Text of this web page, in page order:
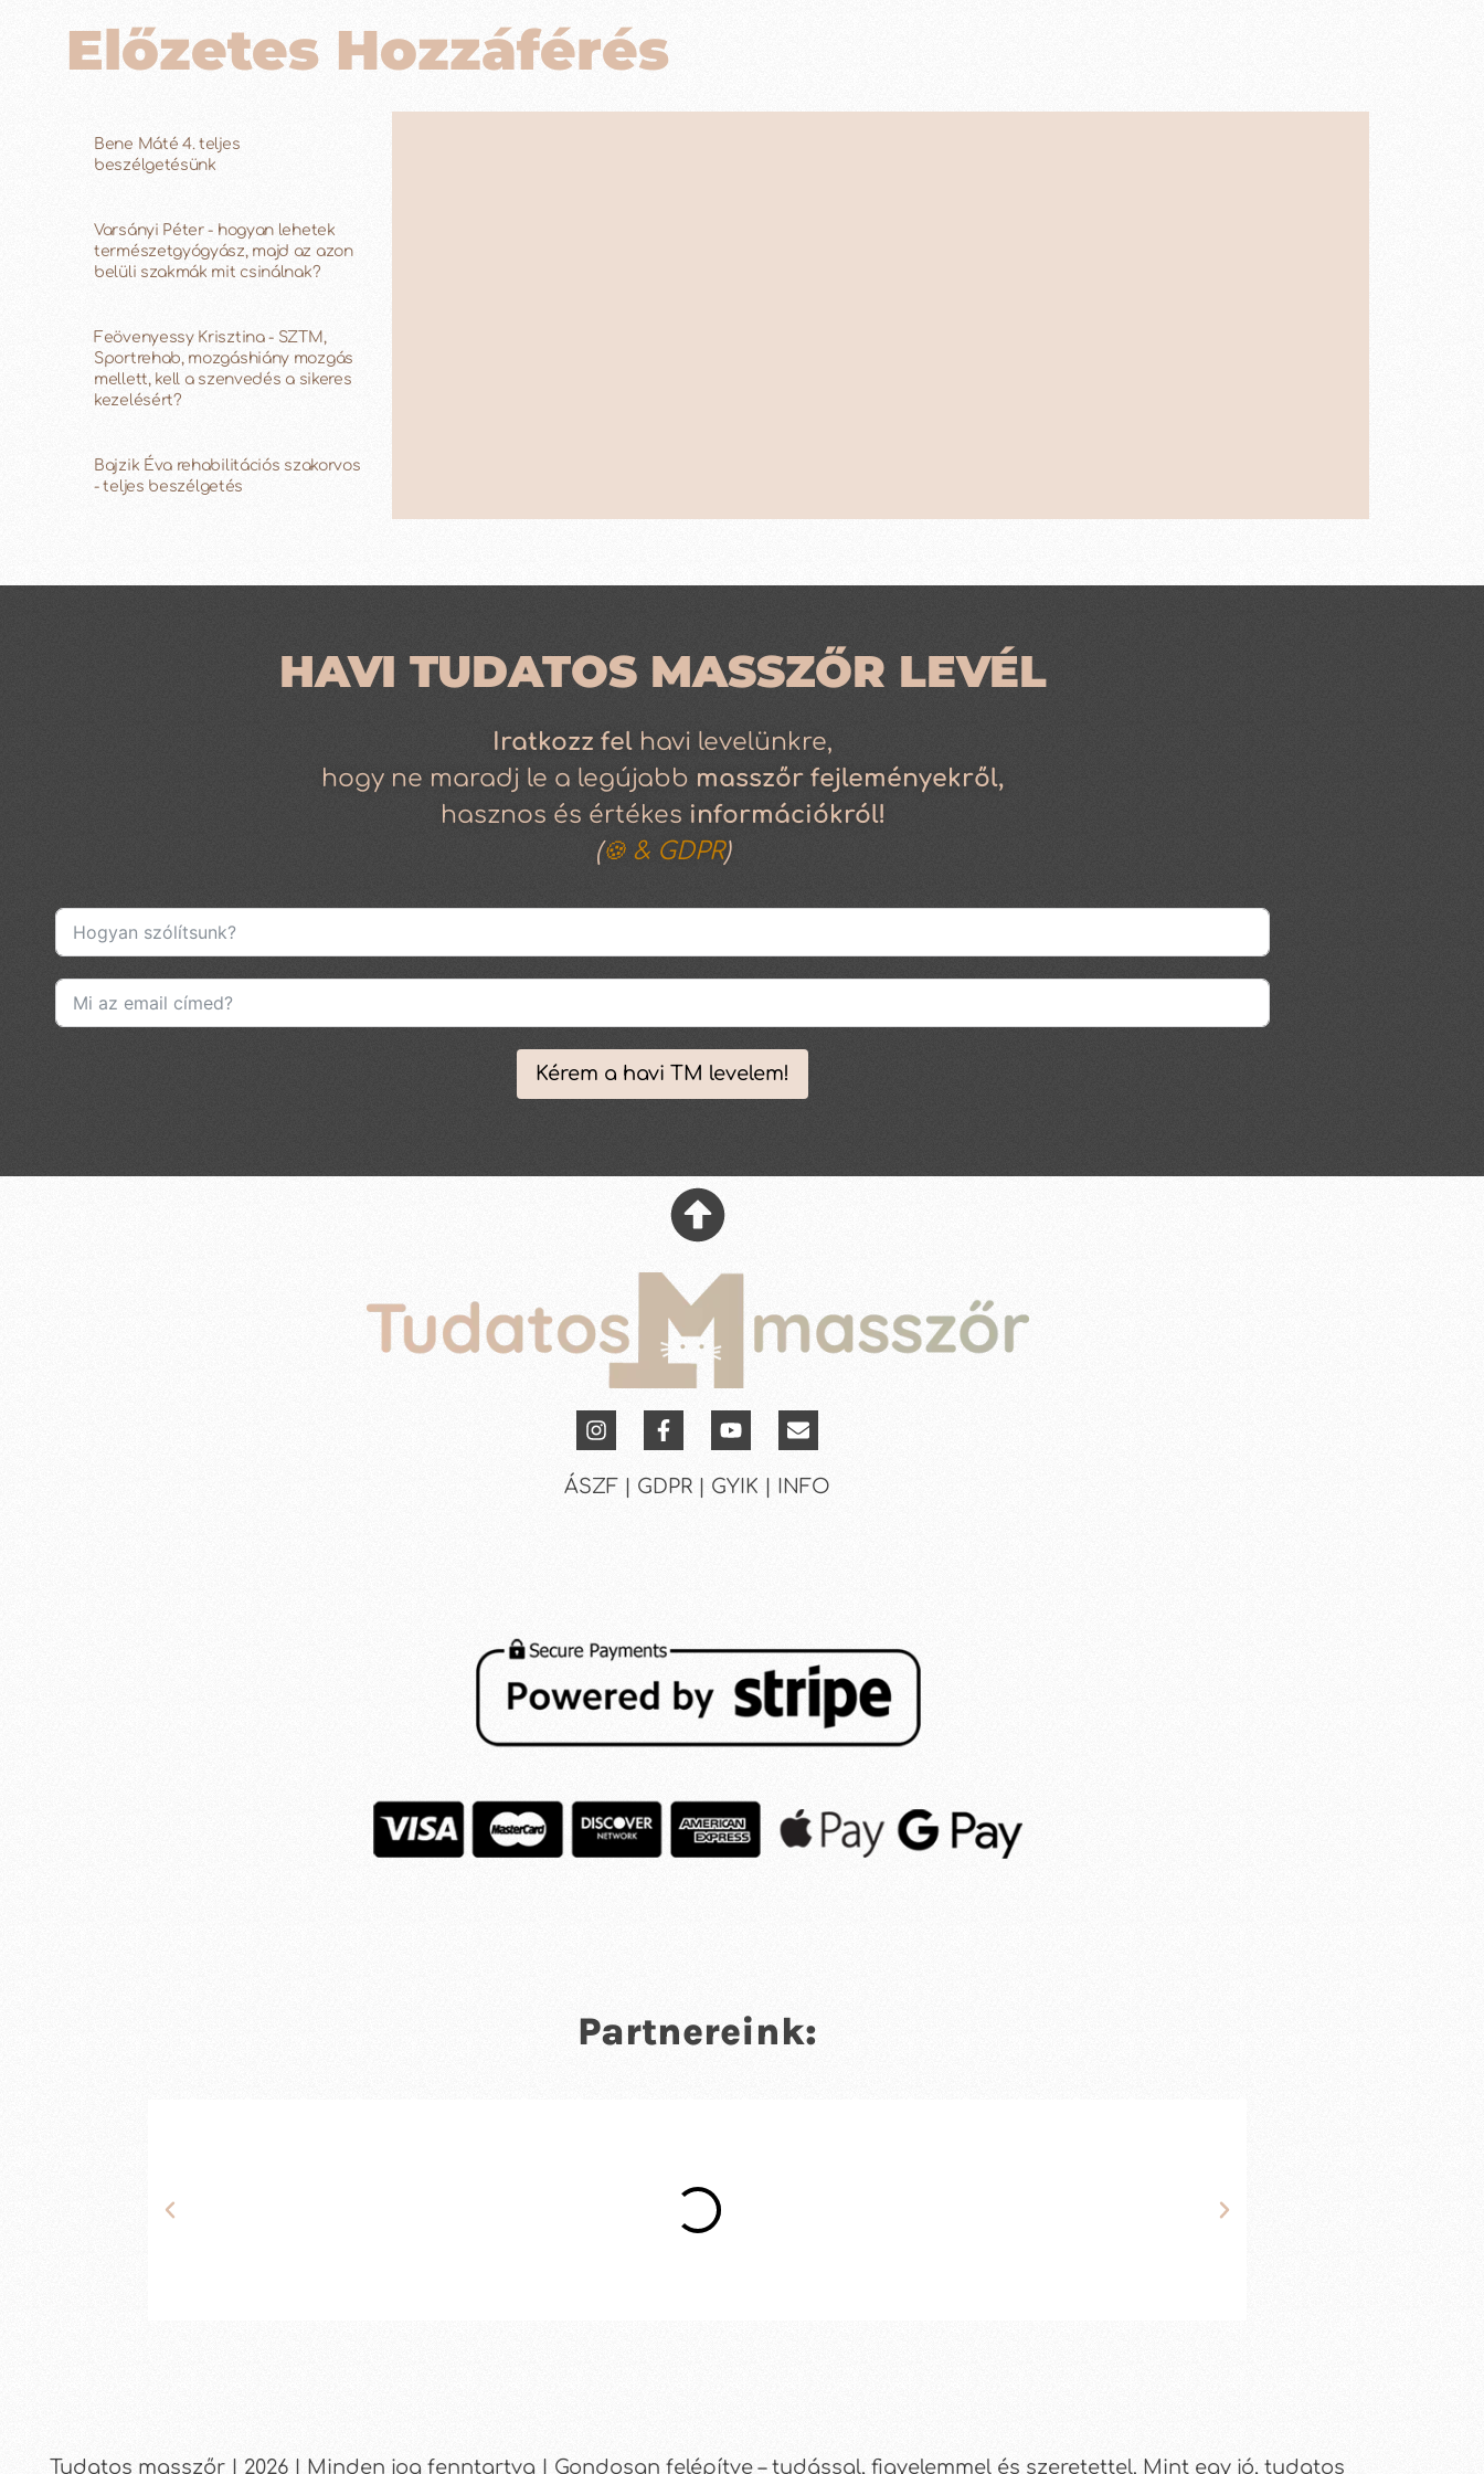
Előzetes Hozzáférés
Bene Máté 4. teljes
beszélgetésünk
Varsányi Péter - hogyan lehetek
természetgyógyász, majd az azon
belüli szakmák mit csinálnak?
Feövenyessy Krisztina - SZTM,
Sportrehab, mozgáshiány mozgás
mellett, kell a szenvedés a sikeres
kezelésért?
Bajzik Éva rehabilitációs szakorvos
- teljes beszélgetés
HAVI TUDATOS MASSZŐR LEVÉL
Iratkozz fel havi levelünkre,
hogy ne maradj le a legújabb masszőr fejleményekről,
hasznos és értékes információkról!
(🍪 & GDPR)
Kérem a havi TM levelem!
ÁSZF | GDPR | GYIK | INFO
Partnereink:
Tudatos masszőr | 2026 | Minden jog fenntartva | Gondosan felépítve – tudással, figyelemmel és szeretettel. Mint egy jó, tudatos